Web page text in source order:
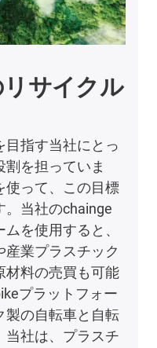
サイクル
目指す当社にとっ
を担っていま
使って、この目標
。当社のchainge
を使用すると、
業プラスチック
材料の売買も可能
プラットフォー
製の自転車と自転
当社は、プラスチ